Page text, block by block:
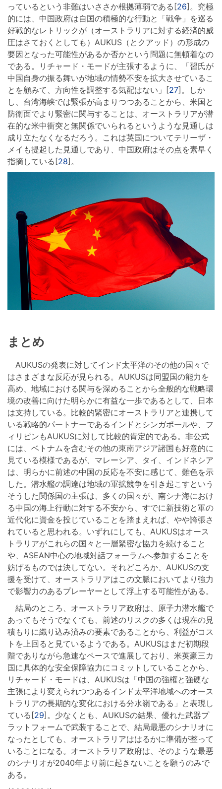
っているという非難はいささか根拠薄弱である[26]。究極
的には、中国政府は自国の積極的な行動と「戦争」を巡る
好戦的なレトリックが（オーストラリアに対する経済的威
圧はさておくとしても）AUKUS（とクアッド）の形成の
要因となった可能性があるか否かという問題に無頓着なの
である。リチャード・モードが主張するように、「習氏が
中国自身の振る舞いが地域の情勢不安を拡大させているこ
とを顧みて、方向性を調整する気配はない」[27]。しか
し、台湾海峡では緊張が高まりつつあることから、米国と
防衛面でより緊密に関与することは、オーストラリアが潜
在的な米中衝突と無関係でいられるというような見通しは
成り立たなくなるだろう。これは英国についてテリーザ・
メイも提起した見通しであり、中国政府はその点を素早く
指摘している[28]。
まとめ
AUKUSの発表に対してインド太平洋のその他の国々で
はさまざまな反応が見られる。AUKUSは同盟国の能力を
高め、地域における関与を深めることから全般的な戦略環
境の改善に向けた明らかに有益な一歩であるとして、日本
は支持している。比較的緊密にオーストラリアと連携して
いる戦略的パートナーであるインドとシンガポールや、フ
ィリピンもAUKUSに対して比較的肯定的である。非公式
には、ベトナムを含むその他の東南アジア諸国も好意的に
見ている模様であるが、マレーシア、タイ、インドネシア
は、明らかに前述の中国の反応を不安に感じて、難色を示
した。潜水艦の調達は地域の軍拡競争を引き起こすという
そうした関係国の主張は、多くの国々が、南シナ海におけ
る中国の海上行動に対する不安から、すでに新技術と軍の
近代化に資金を投じていることを踏まえれば、やや誇張さ
れていると思われる。いずれにしても、AUKUSはオース
トラリアがこれらの国々と一層緊密な協力を続けること
や、ASEAN中心の地域対話フォーラムへ参加することを
妨げるものでは決してない。それどころか、AUKUSの支
援を受けて、オーストラリアはこの文脈においてより強力
で影響力のあるプレーヤーとして浮上する可能性がある。
結局のところ、オーストラリア政府は、原子力潜水艦で
あってもそうでなくても、前述のリスクの多くは現在の見
積もりに織り込み済みの要素であることから、利益がコス
トを上回ると見ているようである。AUKUSはまだ初期段
階でありながら急速なペースで進展しており、米英豪三カ
国に具体的な安全保障協力にコミットしていることから、
リチャード・モードは、AUKUSは「中国の強権と強硬な
主張により変えられつつあるインド太平洋地域へのオース
トラリアの長期的な変化における分水嶺である」と表現し
ている[29]。少なくとも、AUKUSの結果、優れた武器プ
ラットフォームで武装することで、結局最悪のシナリオに
なったとしても、オーストラリアははるかに準備が整って
いることになる。オーストラリア政府は、そのような最悪
のシナリオが2040年より前に起きないことを願うのみで
ある。